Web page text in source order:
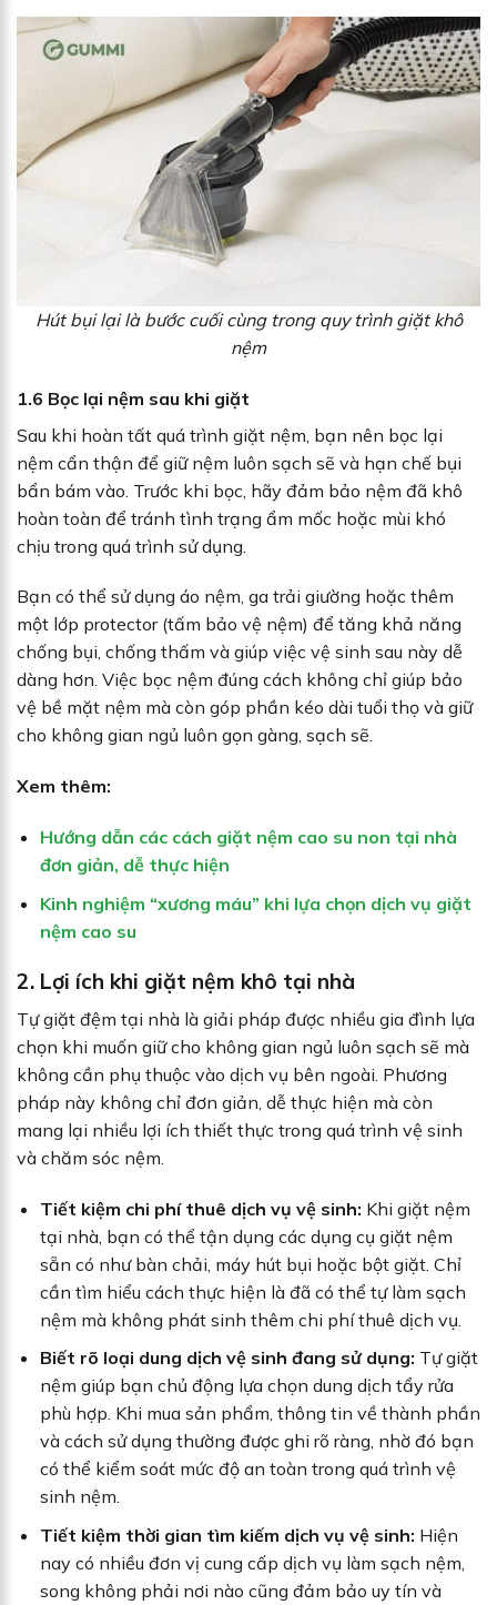
Hút bụi lại là bước cuối cùng trong quy trình giặt khô
nệm
1.6 Bọc lại nệm sau khi giặt
Sau khi hoàn tất quá trình giặt nệm, bạn nên bọc lại
nệm cẩn thận để giữ nệm luôn sạch sẽ và hạn chế bụi
bẩn bám vào. Trước khi bọc, hãy đảm bảo nệm đã khô
hoàn toàn để tránh tình trạng ẩm mốc hoặc mùi khó
chịu trong quá trình sử dụng.
Bạn có thể sử dụng áo nệm, ga trải giường hoặc thêm
một lớp protector (tấm bảo vệ nệm) để tăng khả năng
chống bụi, chống thấm và giúp việc vệ sinh sau này dễ
dàng hơn. Việc bọc nệm đúng cách không chỉ giúp bảo
vệ bề mặt nệm mà còn góp phần kéo dài tuổi thọ và giữ
cho không gian ngủ luôn gọn gàng, sạch sẽ.
Xem thêm:
Hướng dẫn các cách giặt nệm cao su non tại nhà
đơn giản, dễ thực hiện
Kinh nghiệm “xương máu” khi lựa chọn dịch vụ giặt
nệm cao su
2. Lợi ích khi giặt nệm khô tại nhà
Tự giặt đệm tại nhà là giải pháp được nhiều gia đình lựa
chọn khi muốn giữ cho không gian ngủ luôn sạch sẽ mà
không cần phụ thuộc vào dịch vụ bên ngoài. Phương
pháp này không chỉ đơn giản, dễ thực hiện mà còn
mang lại nhiều lợi ích thiết thực trong quá trình vệ sinh
và chăm sóc nệm.
Tiết kiệm chi phí thuê dịch vụ vệ sinh: Khi giặt nệm
tại nhà, bạn có thể tận dụng các dụng cụ giặt nệm
sẵn có như bàn chải, máy hút bụi hoặc bột giặt. Chỉ
cần tìm hiểu cách thực hiện là đã có thể tự làm sạch
nệm mà không phát sinh thêm chi phí thuê dịch vụ.
Biết rõ loại dung dịch vệ sinh đang sử dụng: Tự giặt
nệm giúp bạn chủ động lựa chọn dung dịch tẩy rửa
phù hợp. Khi mua sản phẩm, thông tin về thành phần
và cách sử dụng thường được ghi rõ ràng, nhờ đó bạn
có thể kiểm soát mức độ an toàn trong quá trình vệ
sinh nệm.
Tiết kiệm thời gian tìm kiếm dịch vụ vệ sinh: Hiện
nay có nhiều đơn vị cung cấp dịch vụ làm sạch nệm,
song không phải nơi nào cũng đảm bảo uy tín và